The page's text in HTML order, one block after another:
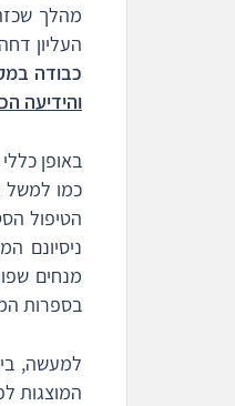
מהלך
העליון
כבודה
והידיעה
באופן
כמו למשל
הטיפול
בספרות
למעשה,
המוצגות